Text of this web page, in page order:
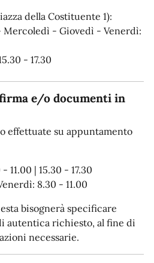
della Costituente 1):
- Giovedì - Venerdì:
- 17.30
e/o documenti in
effettuate su appuntamento
11.00 | 15.30 - 17.30
8.30 - 11.00
bisognerà specificare
autentica richiesto, al fine di
necessarie.